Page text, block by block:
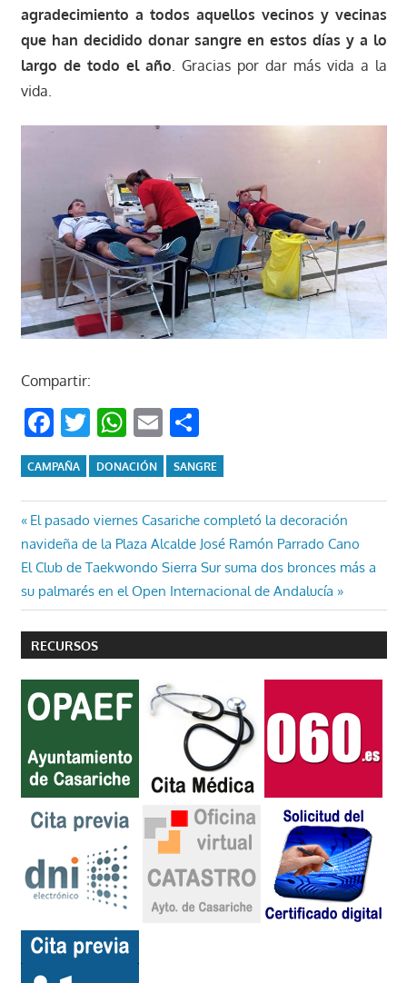
agradecimiento a todos aquellos vecinos y vecinas
que han decidido donar sangre en estos días y a lo
largo de todo el año. Gracias por dar más vida a la
vida.
Compartir:
Facebook
Twitter
WhatsApp
EmailCompartir
CAMPAÑA DONACIÓN SANGRE
Navegación
de
entradas
Entrada
anterior:
El pasado viernes Casariche completó la decoración
navideña de la Plaza Alcalde José Ramón Parrado Cano
Entrada
siguiente:
El Club de Taekwondo Sierra Sur suma dos bronces más a
su palmarés en el Open Internacional de Andalucía
RECURSOS